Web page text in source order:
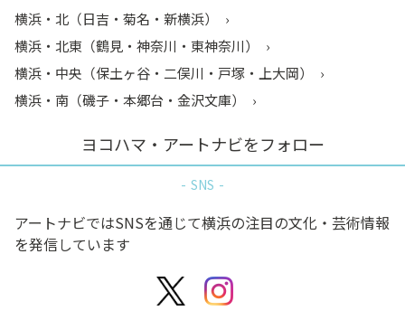
横浜・北（日吉・菊名・新横浜）
横浜・北東（鶴見・神奈川・東神奈川）
横浜・中央（保土ヶ谷・二俣川・戸塚・上大岡）
横浜・南（磯子・本郷台・金沢文庫）
ヨコハマ・アートナビをフォロー
SNS
アートナビではSNSを通じて横浜の注目の文化・芸術情報
を発信しています